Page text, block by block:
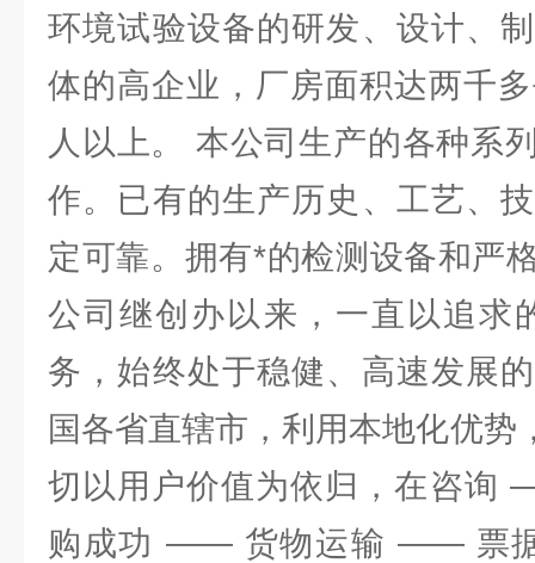
环境试验设备的研发、设计、
体的高企业，厂房面积达两千
人以上。 本公司生产的各种系
作。已有的生产历史、工艺、
定可靠。拥有*的检测设备和严
公司继创办以来，一直以追求
务，始终处于稳健、高速发展
国各省直辖市，利用本地化优势
切以用户价值为依归，在咨
购成功 —— 货物运输 —— 票